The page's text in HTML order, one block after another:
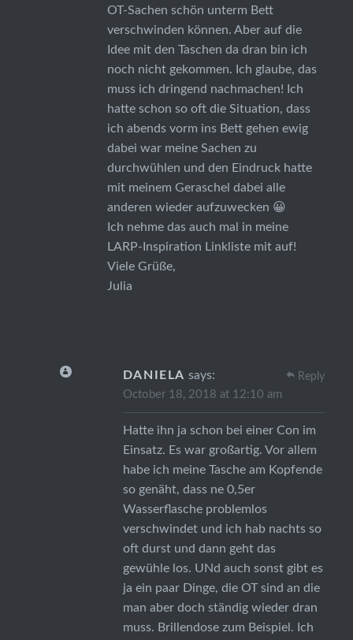
OT-Sachen schön unterm Bett
verschwinden können. Aber auf die
Idee mit den Taschen da dran bin ich
noch nicht gekommen. Ich glaube, das
muss ich dringend nachmachen! Ich
hatte schon so oft die Situation, dass
ich abends vorm ins Bett gehen ewig
dabei war meine Sachen zu
durchwühlen und den Eindruck hatte
mit meinem Geraschel dabei alle
anderen wieder aufzuwecken 😀
Ich nehme das auch mal in meine
LARP-Inspiration Linkliste mit auf!
Viele Grüße,
Julia
DANIELA says:
October 18, 2018 at 12:10 am
Hatte ihn ja schon bei einer Con im
Einsatz. Es war großartig. Vor allem
habe ich meine Tasche am Kopfende
so genäht, dass ne 0,5er
Wasserflasche problemlos
verschwindet und ich hab nachts so
oft durst und dann geht das
gewühle los. UNd auch sonst gibt es
ja ein paar Dinge, die OT sind an die
man aber doch ständig wieder dran
muss. Brillendose zum Beispiel. Ich
Reply